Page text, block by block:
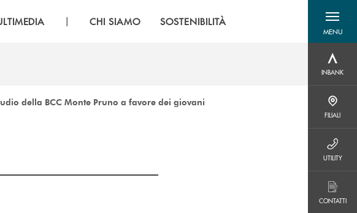
| CHI SIAMO SOSTENIBILITÀ
MENU
menu
INBANK
FILIALI
UTILITY
CONTATTI
della BCC Monte Pruno a favore dei giovani